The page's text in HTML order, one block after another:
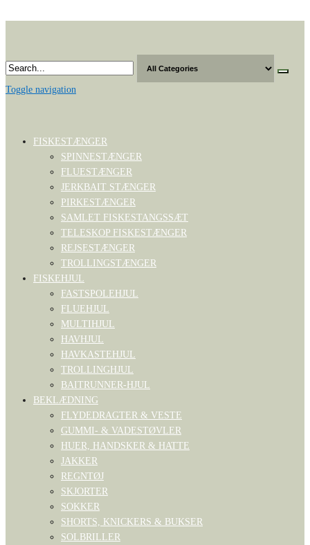
content
Toggle navigation
FISKESTÆNGER
SPINNESTÆNGER
FLUESTÆNGER
JERKBAIT STÆNGER
PIRKESTÆNGER
SAMLET FISKESTANGSSÆT
TELESKOP FISKESTÆNGER
REJSESTÆNGER
TROLLINGSTÆNGER
FISKEHJUL
FASTSPOLEHJUL
FLUEHJUL
MULTIHJUL
HAVHJUL
HAVKASTEHJUL
TROLLINGHJUL
BAITRUNNER-HJUL
BEKLÆDNING
FLYDEDRAGTER & VESTE
GUMMI- & VADESTØVLER
HUER, HANDSKER & HATTE
JAKKER
REGNTØJ
SKJORTER
SOKKER
SHORTS, KNICKERS & BUKSER
SOLBRILLER